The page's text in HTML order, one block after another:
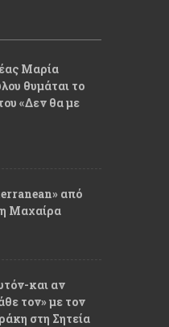
Μαρία
θυμάται το
«Δεν θα με
από
Μαχαίρα
και αν
τον» με τον
στη Σητεία